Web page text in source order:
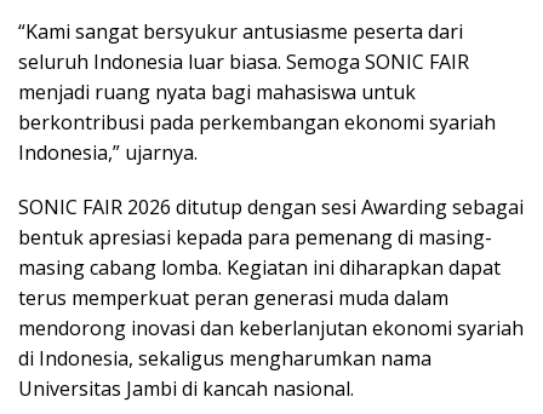
“Kami sangat bersyukur antusiasme peserta dari
seluruh Indonesia luar biasa. Semoga SONIC FAIR
menjadi ruang nyata bagi mahasiswa untuk
berkontribusi pada perkembangan ekonomi syariah
Indonesia,” ujarnya.
SONIC FAIR 2026 ditutup dengan sesi Awarding sebagai
bentuk apresiasi kepada para pemenang di masing-
masing cabang lomba. Kegiatan ini diharapkan dapat
terus memperkuat peran generasi muda dalam
mendorong inovasi dan keberlanjutan ekonomi syariah
di Indonesia, sekaligus mengharumkan nama
Universitas Jambi di kancah nasional.